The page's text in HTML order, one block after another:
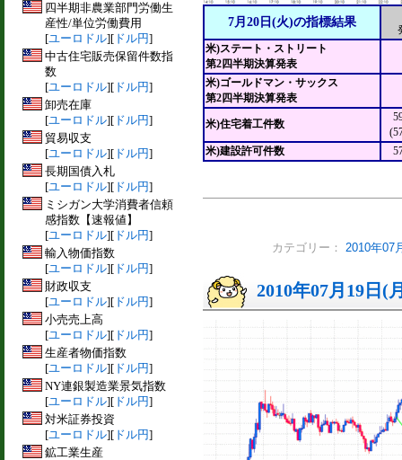
四半期非農業部門労働生
産性/単位労働費用
[ユーロドル][ ドル円]
中古住宅販売保留件数指
数
[ユーロドル][ ドル円]
卸売在庫
[ユーロドル][ ドル円]
貿易収支
[ユーロドル][ ドル円]
長期国債入札
[ユーロドル][ ドル円]
ミシガン大学消費者信頼
感指数【速報値】
[ユーロドル][ ドル円]
輸入物価指数
[ユーロドル][ ドル円]
財政収支
[ユーロドル][ ドル円]
小売売上高
[ユーロドル][ ドル円]
生産者物価指数
[ユーロドル][ ドル円]
NY連銀製造業景気指数
[ユーロドル][ ドル円]
対米証券投資
[ユーロドル][ ドル円]
鉱工業生産
7月20日(火)の指標結果
米)ステート・ストリート
第2四半期決算発表
米)ゴールドマン・サックス
第2四半期決算発表
米)住宅着工件数
米)建設許可件数
カテゴリー： 2010年07
2010年07月19日(